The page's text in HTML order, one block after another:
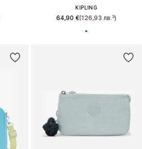
KIPLING
64,90 €(126,93 лв.³)